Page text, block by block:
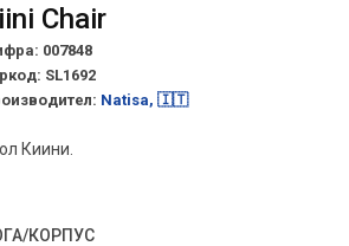
Chair
007848
SL1692
Natisa, 🇮🇹
Киини.
КОРПУС